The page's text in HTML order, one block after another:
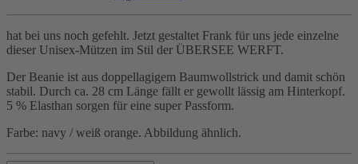
hat bei uns noch gefehlt. Jetzt gestaltet Frank für uns jede einzelne
dieser Unisex-Mützen im Stil der ÜBERSEE WERFT.
Der Beanie ist aus doppellagigem Baumwollstrick und damit schön
stabil. Durch ca. 28 cm Länge fällt er gewollt lässig am Hinterkopf.
5 % Elasthan sorgen für eine super Passform.
Farbe: navy / weiß orange. Abbildung ähnlich.